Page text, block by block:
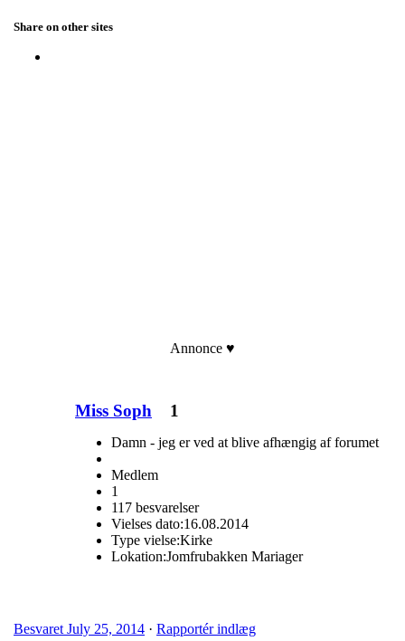
Share on other sites
Annonce ♥
Miss Soph 1
Damn - jeg er ved at blive afhængig af forumet
Medlem
1
117 besvarelser
Vielses dato:16.08.2014
Type vielse:Kirke
Lokation:Jomfrubakken Mariager
Besvaret July 25, 2014 · Rapportér indlæg